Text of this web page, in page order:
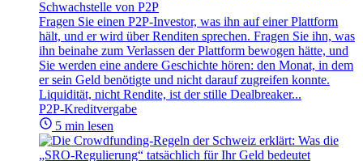
Schwachstelle von P2P
Fragen Sie einen P2P-Investor, was ihn auf einer Plattform
hält, und er wird über Renditen sprechen. Fragen Sie ihn, was
ihn beinahe zum Verlassen der Plattform bewogen hätte, und
Sie werden eine andere Geschichte hören: den Monat, in dem
er sein Geld benötigte und nicht darauf zugreifen konnte.
Liquidität, nicht Rendite, ist der stille Dealbreaker...
P2P-Kreditvergabe
5 min lesen